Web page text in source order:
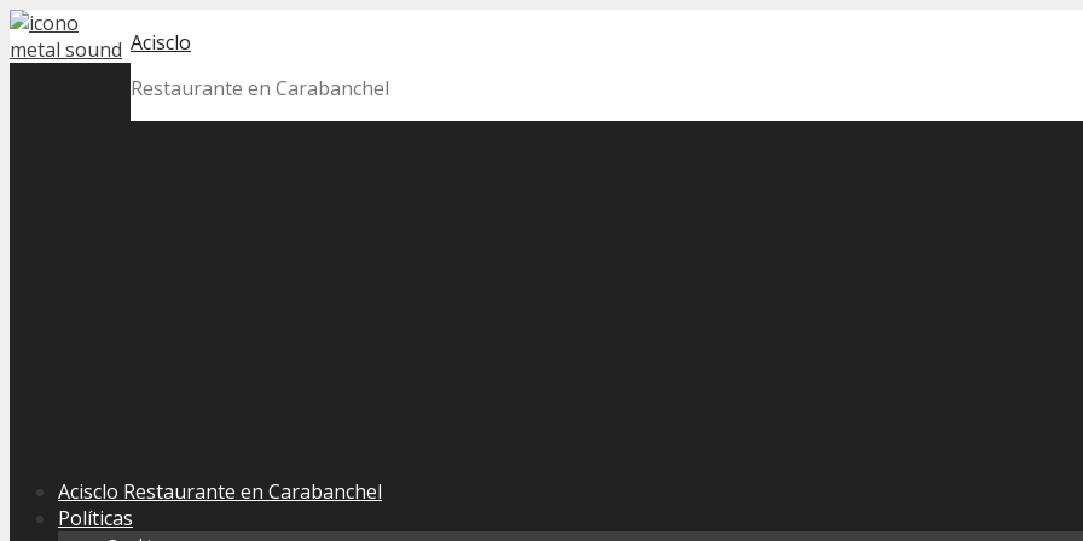
Skip
to
Acisclo
Restaurante en Carabanchel
Acisclo Restaurante en Carabanchel
Políticas